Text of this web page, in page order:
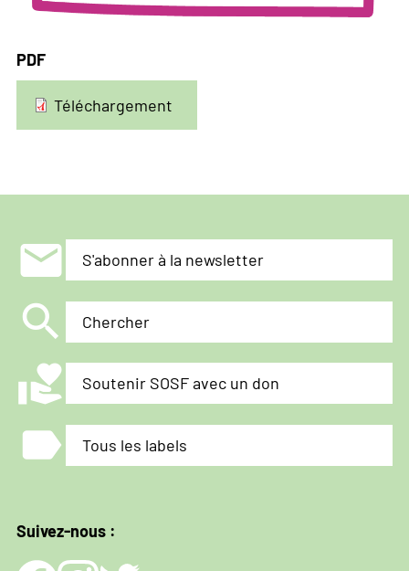
PDF
Téléchargement
mail S'abonner à la newsletter
search Chercher
volunteer_activism Soutenir SOSF avec un don
label Tous les labels
Suivez-nous :